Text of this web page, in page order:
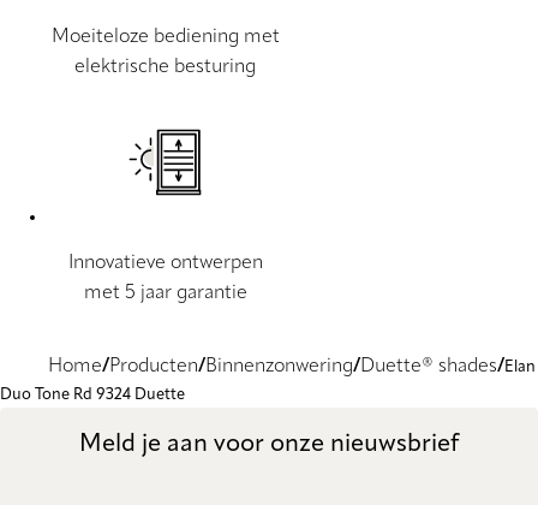
Moeiteloze bediening met
elektrische besturing
Innovatieve ontwerpen
met 5 jaar garantie
Home Producten Binnenzonwering Duette® shades
Elan
Duo Tone Rd 9324 Duette
Meld je aan voor onze nieuwsbrief